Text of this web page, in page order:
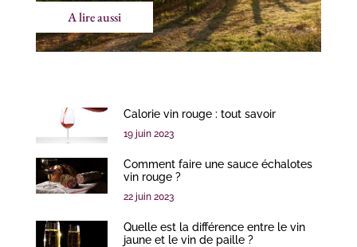
A lire aussi
Calorie vin rouge : tout savoir
19 juin 2023
Comment faire une sauce échalotes
vin rouge ?
22 juin 2023
Quelle est la différence entre le vin
jaune et le vin de paille ?